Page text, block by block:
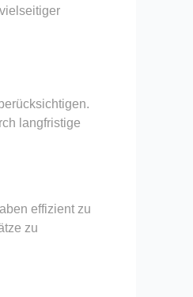
langfristige
effizient zu
zu